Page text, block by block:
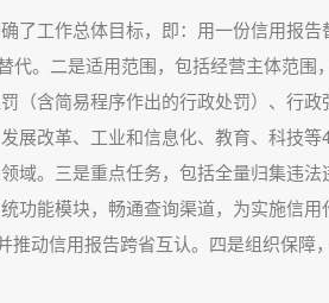
工作总体目标，即：用一份信用报告
代。二是适用范围，包括经营主体范围
（含简易程序作出的行政处罚）、行
改革、工业和信息化、教育、科技等
域。三是重点任务，包括全量归集违
功能模块，畅通查询渠道，为实施信
推动信用报告跨省互认。四是组织保障